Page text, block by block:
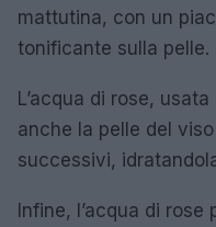
mattutina, con un
tonificante sulla pelle.
L’acqua di rose,
anche la pelle del
successivi,
Infine, l’acqua di